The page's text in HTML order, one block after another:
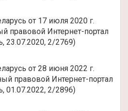
от 17 июля 2020 г.
правовой Интернет-портал
23.07.2020, 2/2769)
от 28 июня 2022 г.
правовой Интернет-портал
01.07.2022, 2/2896)